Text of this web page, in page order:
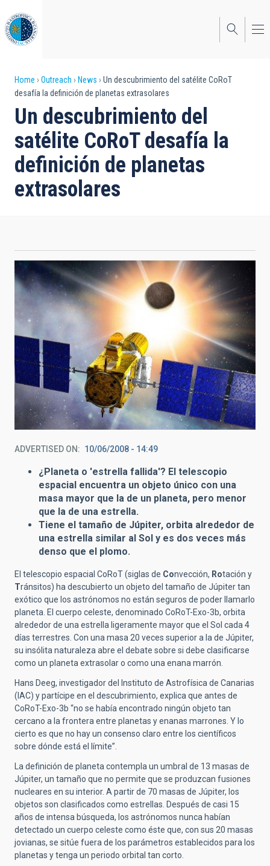
to
main
content
Breadcrumb
Home Outreach News
Un descubrimiento del satélite CoRoT
desafía la definición de planetas extrasolares
Un descubrimiento del
satélite CoRoT desafía la
definición de planetas
extrasolares
ADVERTISED ON 10/06/2008 - 14:49
¿Planeta o 'estrella fallida'? El telescopio
espacial encuentra un objeto único con una
masa mayor que la de un planeta, pero menor
que la de una estrella.
Tiene el tamaño de Júpiter, orbita alrededor de
una estrella similar al Sol y es dos veces más
denso que el plomo.
El telescopio espacial CoRoT (siglas de Convección, Rotación y
Tránsitos) ha descubierto un objeto del tamaño de Júpiter tan
exótico que los astrónomos no están seguros de poder llamarlo
planeta. El cuerpo celeste, denominado CoRoT-Exo-3b, orbita
alrededor de una estrella ligeramente mayor que el Sol cada 4
días terrestres. Con una masa 20 veces superior a la de Júpiter,
su insólita naturaleza abre el debate sobre si debe clasificarse
como un planeta extrasolar o como una enana marrón.
Hans Deeg, investigador del Instituto de Astrofísica de Canarias
(IAC) y partícipe en el descubrimiento, explica que antes de
CoRoT-Exo-3b “no se había encontrado ningún objeto tan
cercano a la frontera entre planetas y enanas marrones. Y lo
cierto es que no hay un consenso claro entre los científicos
sobre dónde está el límite”.
La definición de planeta contempla un umbral de 13 masas de
Júpiter, un tamaño que no permite que se produzcan fusiones
nucleares en su interior. A partir de 70 masas de Júpiter, los
objetos son clasificados como estrellas. Después de casi 15
años de intensa búsqueda, los astrónomos nunca habían
detectado un cuerpo celeste como éste que, con sus 20 masas
jovianas, se sitúe fuera de los parámetros establecidos para los
planetas y tenga un periodo orbital tan corto.